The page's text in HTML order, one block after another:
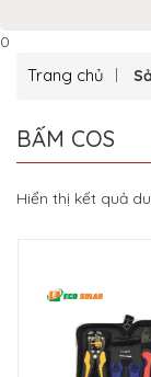
0
Trang chủ
BẤM COS
Hiển thị kết quả